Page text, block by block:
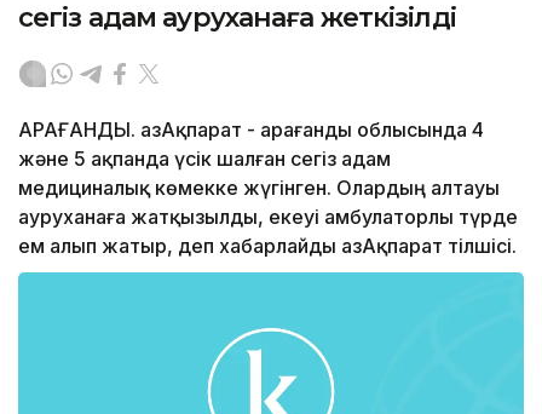
сегіз адам ауруханаға жеткізілді
ҚАРАҒАНДЫ. ҚазАқпарат - Қарағанды облысында 4
және 5 ақпанда үсік шалған сегіз адам
медициналық көмекке жүгінген. Олардың алтауы
ауруханаға жатқызылды, екеуі амбулаторлы түрде
ем алып жатыр, деп хабарлайды ҚазАқпарат тілшісі.